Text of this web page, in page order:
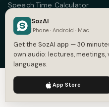
Speech Time Calculator
Social Media Counter
Meeting Cost Calculator
Online Timer
Timecode Converter
We use cookies to enhance your
SozAI
iPhone · Android · Mac
Get the SozAI app — 30
own audio: lectures, meetings,
languages.
App Store